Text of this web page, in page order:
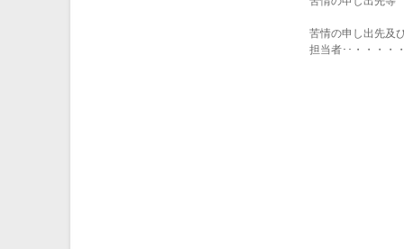
苦情の申し出先及
担当者･･・・・・